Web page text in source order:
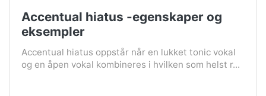
Accentual hiatus -egenskaper og
eksempler
Accentual hiatus oppstår når en lukket tonic vokal
og en åpen vokal kombineres i hvilken som helst r...